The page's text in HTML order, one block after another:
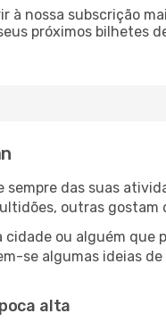
à nossa subscrição
próximos bilhetes
das suas
outras
ou alguém
se algumas ideias
alta